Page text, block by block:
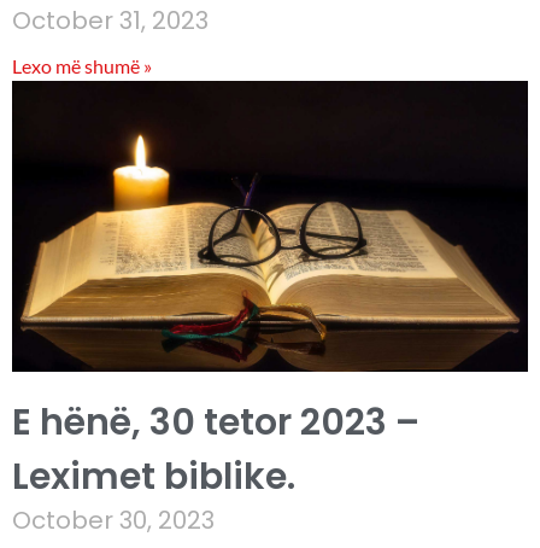
October 31, 2023
Lexo më shumë »
E hënë, 30 tetor 2023 –
Leximet biblike.
October 30, 2023